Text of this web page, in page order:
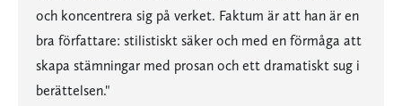
och koncentrera sig på verket. Faktum är att han är en
bra författare: stilistiskt säker och med en förmåga att
skapa stämningar med prosan och ett dramatiskt sug i
berättelsen."